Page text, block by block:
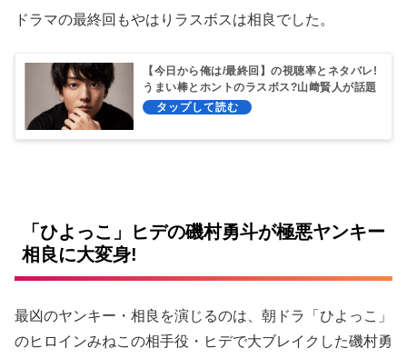
ドラマの最終回もやはりラスボスは相良でした。
【今日から俺は/最終回】の視聴率とネタバレ!
うまい棒とホントのラスボス?山﨑賢人が話題
に
「ひよっこ」ヒデの磯村勇斗が極悪ヤンキー
相良に大変身!
最凶のヤンキー・相良を演じるのは、朝ドラ「ひよっこ」
のヒロインみねこの相手役・ヒデで大ブレイクした磯村勇